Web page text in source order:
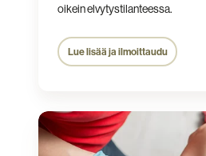
oikein elvytystilanteessa.
Lue lisää ja ilmoittaudu
Ensiavun
peruskurssi